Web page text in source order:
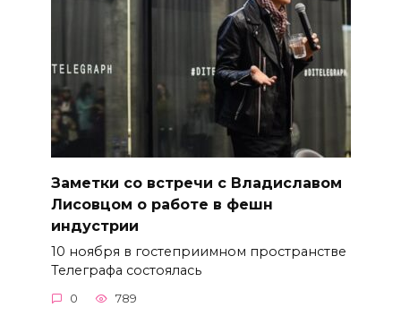
Заметки со встречи с Владиславом
Лисовцом о работе в фешн
индустрии
10 ноября в гостеприимном пространстве
Телеграфа состоялась
0 789